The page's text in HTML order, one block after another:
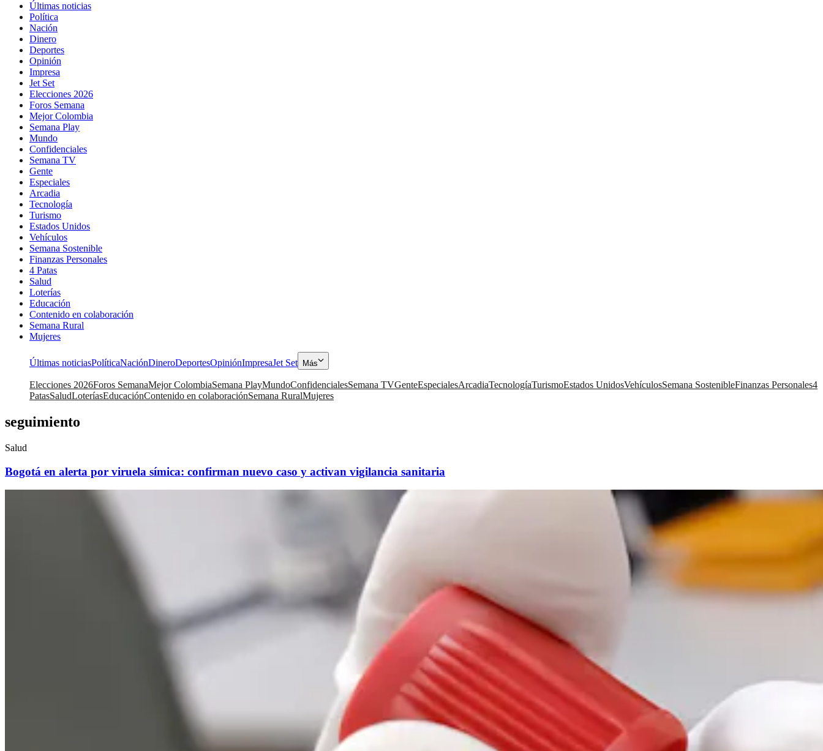
Últimas noticias
Política
Nación
Dinero
Deportes
Opinión
Impresa
Jet Set
Elecciones 2026
Foros Semana
Mejor Colombia
Semana Play
Mundo
Confidenciales
Semana TV
Gente
Especiales
Arcadia
Tecnología
Turismo
Estados Unidos
Vehículos
Semana Sostenible
Finanzas Personales
4 Patas
Salud
Loterías
Educación
Contenido en colaboración
Semana Rural
Mujeres
Últimas noticiasPolíticaNaciónDineroDeportesOpiniónImpresaJet Set Más
Elecciones 2026Foros SemanaMejor ColombiaSemana PlayMundoConfidencialesSemana TVGenteEspecialesArcadiaTecnologíaTurismoEstados UnidosVehículosSemana SostenibleFinanzas Personales4
PatasSaludLoteríasEducaciónContenido en colaboraciónSemana RuralMujeres
seguimiento
Salud
Bogotá en alerta por viruela símica: confirman nuevo caso y activan vigilancia sanitaria